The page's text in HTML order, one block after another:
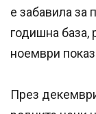
е забавила за
годишна база,
ноември
През